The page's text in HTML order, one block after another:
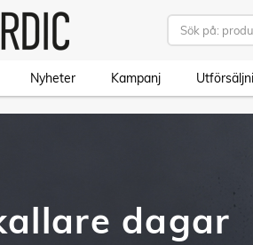
Nyheter Kampanj
dagar